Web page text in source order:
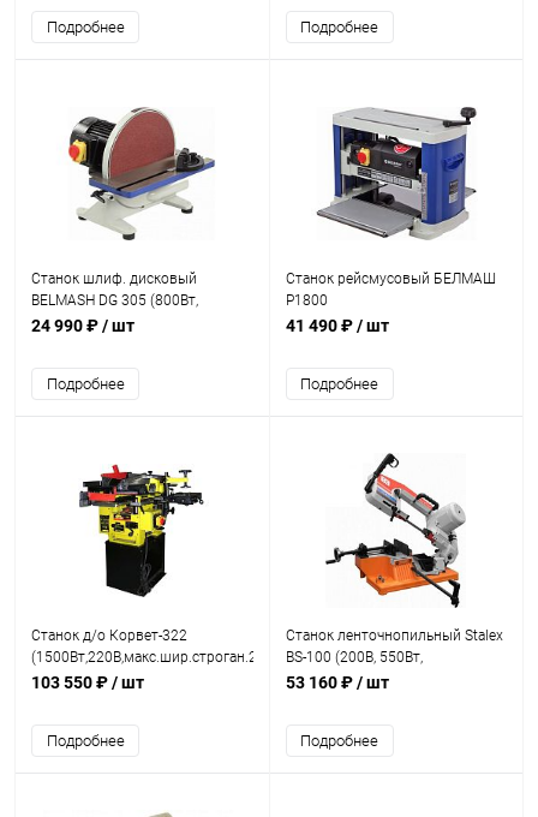
Подробнее Подробнее
Станок шлиф. дисковый
BELMASH DG 305 (800Вт,
400*133мм, 1420об/мин,
24 990 ₽/ шт
Подробнее
Станок рейсмусовый БЕЛМАШ
Р1800
41 490 ₽/ шт
Подробнее
Станок д/о Корвет-322
(1500Вт,220В,макс.шир.строган.200мм,
d диска 254мм, стол 400*207)
103 550 ₽/ шт
Подробнее
Станок ленточнопильный Stalex
BS-100 (200В, 550Вт,
13*0,65*1470)
53 160 ₽/ шт
Подробнее